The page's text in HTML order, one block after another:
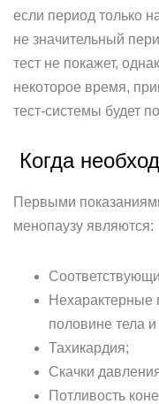
если период только
не значительный
тест не покажет,
некоторое время,
тест-системы будет
Когда
Первыми
менопаузу являются:
Нехарактерные
половине тела и
Тахикардия;
Скачки
Потливость